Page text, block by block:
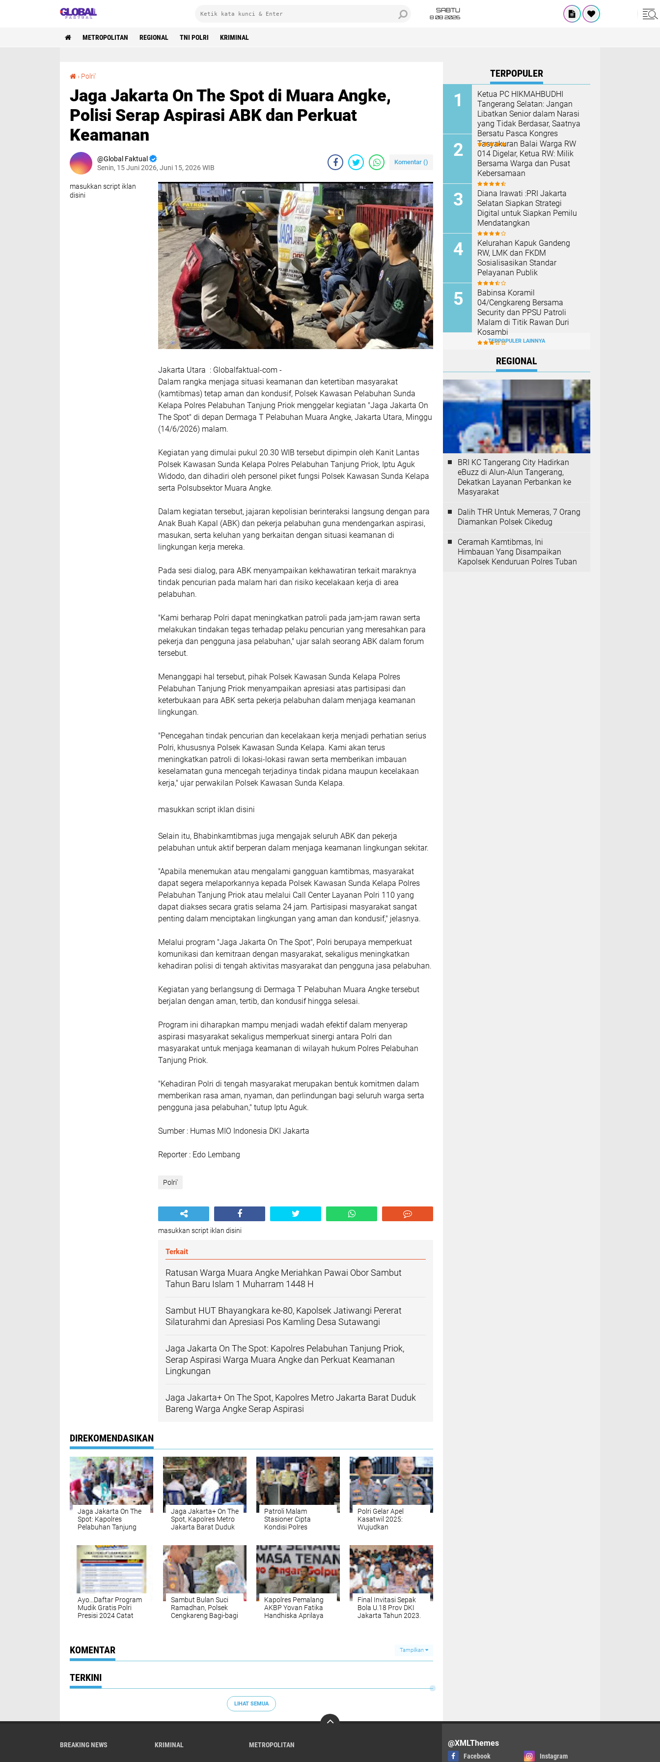
SABTU
8 08 2026
METROPOLITAN REGIONAL TNI POLRI KRIMINAL
› Polri'
Jaga Jakarta On The Spot di Muara Angke,
Polisi Serap Aspirasi ABK dan Perkuat
Keamanan
Global Faktual
Senin, 15 Juni 2026, Juni 15, 2026 WIB
Komentar ()
masukkan script iklan
disini
Jakarta Utara : Globalfaktual-com -
Dalam rangka menjaga situasi keamanan dan ketertiban masyarakat
(kamtibmas) tetap aman dan kondusif, Polsek Kawasan Pelabuhan Sunda
Kelapa Polres Pelabuhan Tanjung Priok menggelar kegiatan "Jaga Jakarta On
The Spot" di depan Dermaga T Pelabuhan Muara Angke, Jakarta Utara, Minggu
(14/6/2026) malam.
Kegiatan yang dimulai pukul 20.30 WIB tersebut dipimpin oleh Kanit Lantas
Polsek Kawasan Sunda Kelapa Polres Pelabuhan Tanjung Priok, Iptu Aguk
Widodo, dan dihadiri oleh personel piket fungsi Polsek Kawasan Sunda Kelapa
serta Polsubsektor Muara Angke.
Dalam kegiatan tersebut, jajaran kepolisian berinteraksi langsung dengan para
Anak Buah Kapal (ABK) dan pekerja pelabuhan guna mendengarkan aspirasi,
masukan, serta keluhan yang berkaitan dengan situasi keamanan di
lingkungan kerja mereka.
Pada sesi dialog, para ABK menyampaikan kekhawatiran terkait maraknya
tindak pencurian pada malam hari dan risiko kecelakaan kerja di area
pelabuhan.
"Kami berharap Polri dapat meningkatkan patroli pada jam-jam rawan serta
melakukan tindakan tegas terhadap pelaku pencurian yang meresahkan para
pekerja dan pengguna jasa pelabuhan," ujar salah seorang ABK dalam forum
tersebut.
Menanggapi hal tersebut, pihak Polsek Kawasan Sunda Kelapa Polres
Pelabuhan Tanjung Priok menyampaikan apresiasi atas partisipasi dan
keterbukaan para ABK serta pekerja pelabuhan dalam menjaga keamanan
lingkungan.
"Pencegahan tindak pencurian dan kecelakaan kerja menjadi perhatian serius
Polri, khususnya Polsek Kawasan Sunda Kelapa. Kami akan terus
meningkatkan patroli di lokasi-lokasi rawan serta memberikan imbauan
keselamatan guna mencegah terjadinya tindak pidana maupun kecelakaan
kerja," ujar perwakilan Polsek Kawasan Sunda Kelapa.
masukkan script iklan disini
Selain itu, Bhabinkamtibmas juga mengajak seluruh ABK dan pekerja
pelabuhan untuk aktif berperan dalam menjaga keamanan lingkungan sekitar.
"Apabila menemukan atau mengalami gangguan kamtibmas, masyarakat
dapat segera melaporkannya kepada Polsek Kawasan Sunda Kelapa Polres
Pelabuhan Tanjung Priok atau melalui Call Center Layanan Polri 110 yang
dapat diakses secara gratis selama 24 jam. Partisipasi masyarakat sangat
penting dalam menciptakan lingkungan yang aman dan kondusif," jelasnya.
Melalui program "Jaga Jakarta On The Spot", Polri berupaya memperkuat
komunikasi dan kemitraan dengan masyarakat, sekaligus meningkatkan
kehadiran polisi di tengah aktivitas masyarakat dan pengguna jasa pelabuhan.
Kegiatan yang berlangsung di Dermaga T Pelabuhan Muara Angke tersebut
berjalan dengan aman, tertib, dan kondusif hingga selesai.
Program ini diharapkan mampu menjadi wadah efektif dalam menyerap
aspirasi masyarakat sekaligus memperkuat sinergi antara Polri dan
masyarakat untuk menjaga keamanan di wilayah hukum Polres Pelabuhan
Tanjung Priok.
"Kehadiran Polri di tengah masyarakat merupakan bentuk komitmen dalam
memberikan rasa aman, nyaman, dan perlindungan bagi seluruh warga serta
pengguna jasa pelabuhan," tutup Iptu Aguk.
Sumber : Humas MIO Indonesia DKI Jakarta
Reporter : Edo Lembang
Polri'
masukkan script iklan disini
Terkait
Ratusan Warga Muara Angke Meriahkan Pawai Obor Sambut
Tahun Baru Islam 1 Muharram 1448 H
Sambut HUT Bhayangkara ke-80, Kapolsek Jatiwangi Pererat
Silaturahmi dan Apresiasi Pos Kamling Desa Sutawangi
Jaga Jakarta On The Spot: Kapolres Pelabuhan Tanjung Priok,
Serap Aspirasi Warga Muara Angke dan Perkuat Keamanan
Lingkungan
Jaga Jakarta+ On The Spot, Kapolres Metro Jakarta Barat Duduk
Bareng Warga Angke Serap Aspirasi
DIREKOMENDASIKAN
Jaga Jakarta On The
Spot: Kapolres
Pelabuhan Tanjung
dan Perkuat
Keamanan
Lingkungan
Jaga Jakarta+ On The
Spot, Kapolres Metro
Jakarta Barat Duduk
Patroli Malam
Stasioner Cipta
Kondisi Polres
Kamtibmas Tetap
Kondusif
Polri Gelar Apel
Kasatwil 2025:
Wujudkan
untuk Masyarakat
Ayo...Daftar Program
Mudik Gratis Polri
Presisi 2024 Catat
Sambut Bulan Suci
Ramadhan, Polsek
Cengkareng Bagi-bagi
Kapolres Pemalang
AKBP Yovan Fatika
Handhiska Aprilaya
Final Invitasi Sepak
Bola U.18 Prov DKI
Jakarta Tahun 2023.
KOMENTAR Tampilkan
TERKINI
LIHAT SEMUA
TERPOPULER
Ketua PC HIKMAHBUDHI
Tangerang Selatan: Jangan
Libatkan Senior dalam Narasi
yang Tidak Berdasar, Saatnya
Bersatu Pasca Kongres
Tasyakuran Balai Warga RW
014 Digelar, Ketua RW: Milik
Bersama Warga dan Pusat
Kebersamaan
Diana Irawati :PRI Jakarta
Selatan Siapkan Strategi
Digital untuk Siapkan Pemilu
Mendatangkan
Kelurahan Kapuk Gandeng
RW, LMK dan FKDM
Sosialisasikan Standar
Pelayanan Publik
Babinsa Koramil
04/Cengkareng Bersama
Security dan PPSU Patroli
Malam di Titik Rawan Duri
Kosambi
TERPOPULER LAINNYA
REGIONAL
BRI KC Tangerang City Hadirkan
eBuzz di Alun-Alun Tangerang,
Dekatkan Layanan Perbankan ke
Masyarakat
Dalih THR Untuk Memeras, 7 Orang
Diamankan Polsek Cikedug
Ceramah Kamtibmas, Ini
Himbauan Yang Disampaikan
Kapolsek Kenduruan Polres Tuban
BREAKING NEWS KRIMINAL METROPOLITAN @XMLThemes
Facebook Instagram